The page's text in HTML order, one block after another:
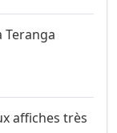
Teranga
affiches très